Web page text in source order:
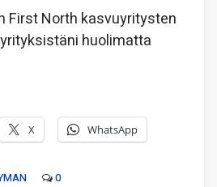
First North kasvuyritysten
huolimatta
X WhatsApp
0